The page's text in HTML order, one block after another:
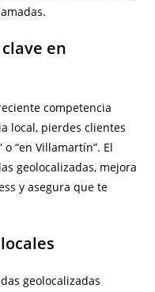
en
competencia
local, pierdes clientes
“en Villamartín”. El
geolocalizadas, mejora
y asegura que te
geolocalizadas